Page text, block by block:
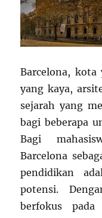
Barcelona, kota
yang kaya,
sejarah yang
bagi beberapa
Bagi
Barcelona
pendidikan
potensi.
berfokus pada